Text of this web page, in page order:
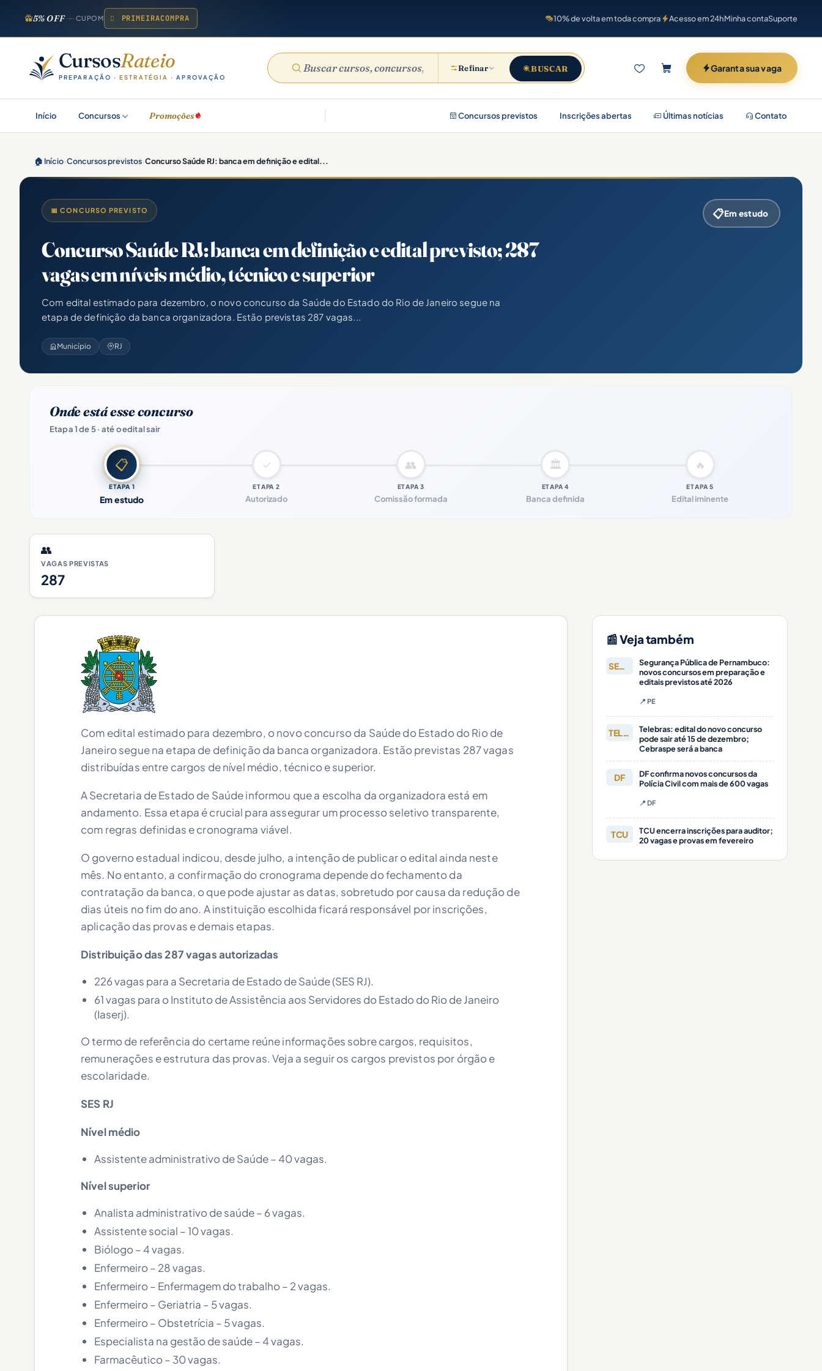
5% OFF CUPOM PRIMEIRACOMPRA 10% de volta em toda compra Acesso em 24hMinha contaSuporte
CursosRateio
PREPARAÇÃO ·ESTRATÉGIA · APROVAÇÃO
Refinar BUSCAR Garanta sua vaga
Início Concursos Promoções Concursos previstos Inscrições abertas Últimas notícias Contato
🏠 Início›Concursos previstos›Concurso Saúde RJ: banca em definição e edital...
📅 CONCURSO PREVISTO 📋Em estudo
Concurso Saúde RJ: banca em definição e edital previsto; 287
vagas em níveis médio, técnico e superior
Com edital estimado para dezembro, o novo concurso da Saúde do Estado do Rio de Janeiro segue na
etapa de definição da banca organizadora. Estão previstas 287 vagas...
Município RJ
Onde está esse concurso
Etapa 1 de 5 · até o edital sair
📋
ETAPA 1
Em estudo
✓
ETAPA 2
Autorizado
👥
ETAPA 3
Comissão formada
🏛️
ETAPA 4
Banca definida
🔥
ETAPA 5
Edital iminente
👥
VAGAS PREVISTAS
287
Com edital estimado para dezembro, o novo concurso da Saúde do Estado do Rio de
Janeiro segue na etapa de definição da banca organizadora. Estão previstas 287 vagas
distribuídas entre cargos de nível médio, técnico e superior.
A Secretaria de Estado de Saúde informou que a escolha da organizadora está em
andamento. Essa etapa é crucial para assegurar um processo seletivo transparente,
com regras definidas e cronograma viável.
O governo estadual indicou, desde julho, a intenção de publicar o edital ainda neste
mês. No entanto, a confirmação do cronograma depende do fechamento da
contratação da banca, o que pode ajustar as datas, sobretudo por causa da redução de
dias úteis no fim do ano. A instituição escolhida ficará responsável por inscrições,
aplicação das provas e demais etapas.
Distribuição das 287 vagas autorizadas
226 vagas para a Secretaria de Estado de Saúde (SES RJ).
61 vagas para o Instituto de Assistência aos Servidores do Estado do Rio de Janeiro
(Iaserj).
O termo de referência do certame reúne informações sobre cargos, requisitos,
remunerações e estrutura das provas. Veja a seguir os cargos previstos por órgão e
escolaridade.
SES RJ
Nível médio
Assistente administrativo de Saúde – 40 vagas.
Nível superior
Analista administrativo de saúde – 6 vagas.
Assistente social – 10 vagas.
Biólogo – 4 vagas.
Enfermeiro – 28 vagas.
Enfermeiro – Enfermagem do trabalho – 2 vagas.
Enfermeiro – Geriatria – 5 vagas.
Enfermeiro – Obstetrícia – 5 vagas.
Especialista na gestão de saúde – 4 vagas.
Farmacêutico – 30 vagas.
📰 Veja também
SEGURANÇA
Segurança Pública de Pernambuco:
novos concursos em preparação e
editais previstos até 2026
📍 PE
TELEBRAS
Telebras: edital do novo concurso
pode sair até 15 de dezembro;
Cebraspe será a banca
DF
DF confirma novos concursos da
Polícia Civil com mais de 600 vagas
📍 DF
TCU
TCU encerra inscrições para auditor;
20 vagas e provas em fevereiro